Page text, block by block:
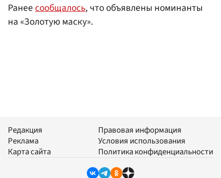
Ранеесообщалось, что объявлены номинанты
на «Золотую маску».
Редакция
Реклама
Карта сайта
Правовая информация
Условия использования
Политика конфиденциальности